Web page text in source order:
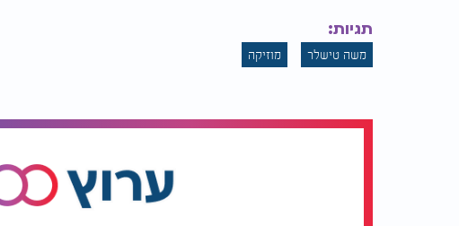
תגיות:
משה טישלר מוזיקה